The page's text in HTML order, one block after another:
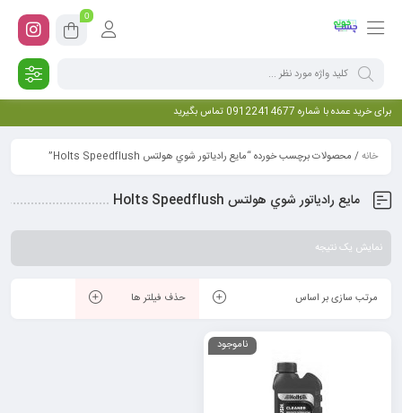
0
برای خرید عمده با شماره 09122414677 تماس بگیرید
خانه/ محصولات برچسب خورده “مايع رادياتور شوي هولتس Holts Speedflush”
مايع رادياتور شوي هولتس Holts Speedflush
نمایش یک نتیجه
مرتب سازی بر اساس حذف فیلتر ها
ناموجود